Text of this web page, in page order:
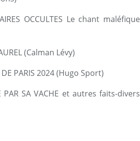
OCCULTES Le chant maléfique
(Calman Lévy)
DE PARIS 2024 (Hugo Sport)
PAR SA VACHE et autres faits-divers